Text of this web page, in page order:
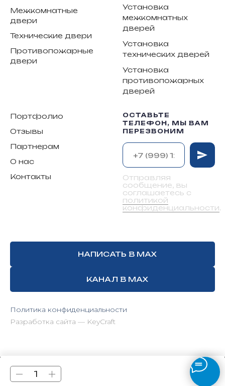
Межкомнатные
двери
Технические двери
Противопожарные
двери
Установка
межкомнатных
дверей
Установка
технических дверей
Установка
противопожарных
дверей
Портфолио
Отзывы
Партнерам
О нас
Контакты
ОСТАВЬТЕ
ТЕЛЕФОН, МЫ ВАМ
ПЕРЕЗВОНИМ
Отправляя
сообщение, вы
соглашаетесь с
политикой
конфиденциальности.
НАПИСАТЬ В MAX
КАНАЛ В MAX
Политика конфиденциальности
Разработка сайта — KeyCraft